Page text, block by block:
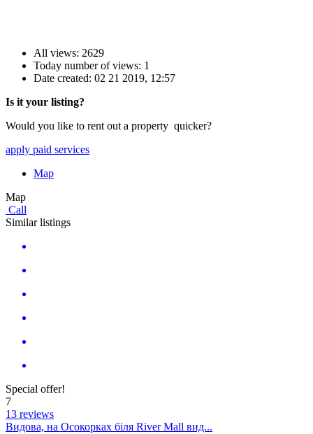
All views: 2629
Today number of views: 1
Date created: 02 21 2019, 12:57
Is it your listing?
Would you like to rent out a property quicker?
apply paid services
Map
Map
Call
Similar listings
Special offer!
7
13 reviews
Видова, на Осокорках біля River Mall вид...